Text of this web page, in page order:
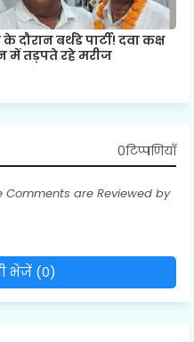
बर्थडे पार्टी! दवा कक्ष
में तड़पते रहे मरीज
0टिप्पणियाँ
Comments are Reviewed by
भेजें (0)